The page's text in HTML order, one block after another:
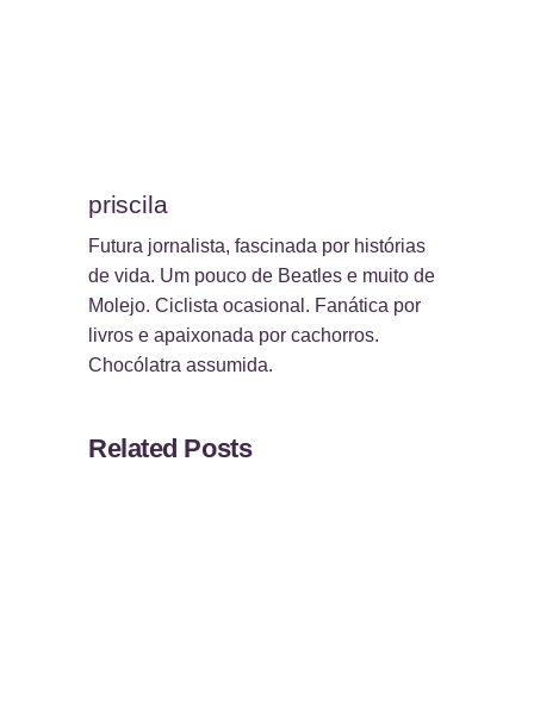
priscila
Futura jornalista, fascinada por histórias
de vida. Um pouco de Beatles e muito de
Molejo. Ciclista ocasional. Fanática por
livros e apaixonada por cachorros.
Chocólatra assumida.
Related Posts